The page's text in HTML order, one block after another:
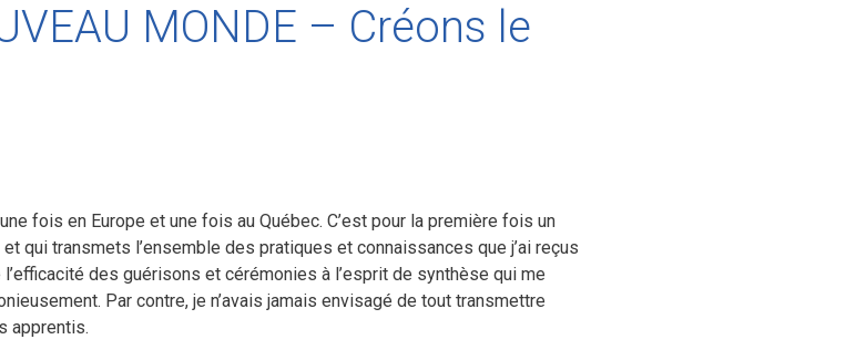
MONDE – Créons le
fois en Europe et une fois au Québec. C’est pour la première fois un
qui transmets l’ensemble des pratiques et connaissances que j’ai reçus
des guérisons et cérémonies à l’esprit de synthèse qui me
Par contre, je n’avais jamais envisagé de tout transmettre
apprentis.